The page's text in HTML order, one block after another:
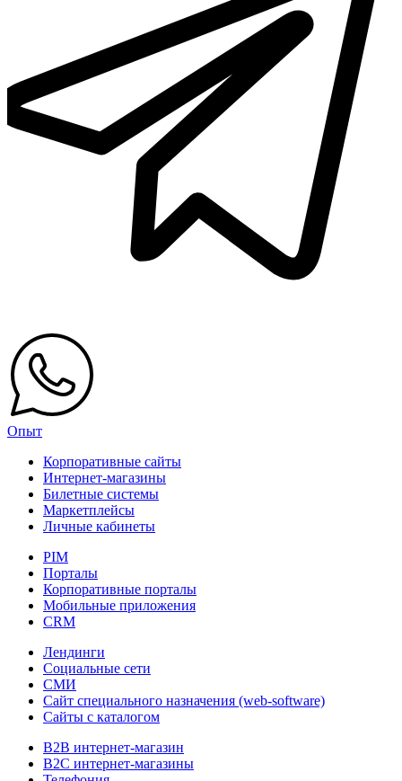
Опыт
Корпоративные сайты
Интернет-магазины
Билетные системы
Маркетплейсы
Личные кабинеты
PIM
Порталы
Корпоративные порталы
Мобильные приложения
CRM
Лендинги
Социальные сети
СМИ
Сайт специального назначения (web-software)
Сайты с каталогом
B2B интернет-магазин
B2C интернет-магазины